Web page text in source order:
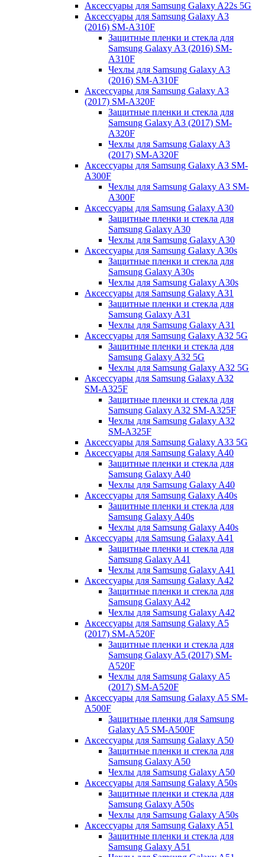
Аксессуары для Samsung Galaxy A22s 5G
Аксессуары для Samsung Galaxy A3
(2016) SM-A310F
Защитные пленки и стекла для
Samsung Galaxy A3 (2016) SM-
A310F
Чехлы для Samsung Galaxy A3
(2016) SM-A310F
Аксессуары для Samsung Galaxy A3
(2017) SM-A320F
Защитные пленки и стекла для
Samsung Galaxy A3 (2017) SM-
A320F
Чехлы для Samsung Galaxy A3
(2017) SM-A320F
Аксессуары для Samsung Galaxy A3 SM-
A300F
Чехлы для Samsung Galaxy A3 SM-
A300F
Аксессуары для Samsung Galaxy A30
Защитные пленки и стекла для
Samsung Galaxy A30
Чехлы для Samsung Galaxy A30
Аксессуары для Samsung Galaxy A30s
Защитные пленки и стекла для
Samsung Galaxy A30s
Чехлы для Samsung Galaxy A30s
Аксессуары для Samsung Galaxy A31
Защитные пленки и стекла для
Samsung Galaxy A31
Чехлы для Samsung Galaxy A31
Аксессуары для Samsung Galaxy A32 5G
Защитные пленки и стекла для
Samsung Galaxy A32 5G
Чехлы для Samsung Galaxy A32 5G
Аксессуары для Samsung Galaxy A32
SM-A325F
Защитные пленки и стекла для
Samsung Galaxy A32 SM-A325F
Чехлы для Samsung Galaxy A32
SM-A325F
Аксессуары для Samsung Galaxy A33 5G
Аксессуары для Samsung Galaxy A40
Защитные пленки и стекла для
Samsung Galaxy A40
Чехлы для Samsung Galaxy A40
Аксессуары для Samsung Galaxy A40s
Защитные пленки и стекла для
Samsung Galaxy A40s
Чехлы для Samsung Galaxy A40s
Аксессуары для Samsung Galaxy A41
Защитные пленки и стекла для
Samsung Galaxy A41
Чехлы для Samsung Galaxy A41
Аксессуары для Samsung Galaxy A42
Защитные пленки и стекла для
Samsung Galaxy A42
Чехлы для Samsung Galaxy A42
Аксессуары для Samsung Galaxy A5
(2017) SM-A520F
Защитные пленки и стекла для
Samsung Galaxy A5 (2017) SM-
A520F
Чехлы для Samsung Galaxy A5
(2017) SM-A520F
Аксессуары для Samsung Galaxy A5 SM-
A500F
Защитные пленки для Samsung
Galaxy A5 SM-A500F
Аксессуары для Samsung Galaxy A50
Защитные пленки и стекла для
Samsung Galaxy A50
Чехлы для Samsung Galaxy A50
Аксессуары для Samsung Galaxy A50s
Защитные пленки и стекла для
Samsung Galaxy A50s
Чехлы для Samsung Galaxy A50s
Аксессуары для Samsung Galaxy A51
Защитные пленки и стекла для
Samsung Galaxy A51